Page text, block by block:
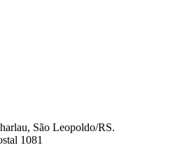
São Leopoldo/RS.
1081